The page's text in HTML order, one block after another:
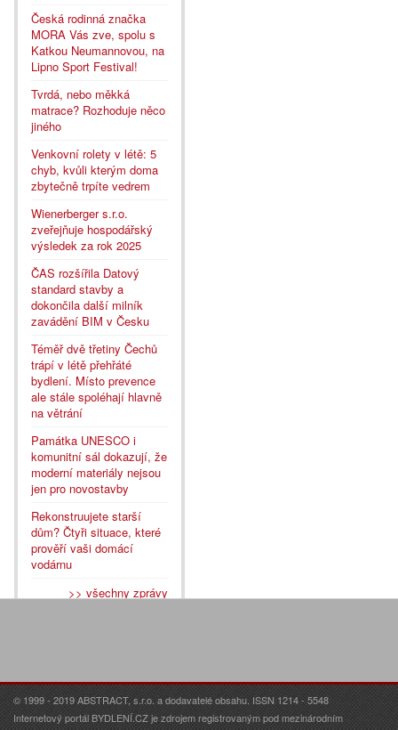
Česká rodinná značka
MORA Vás zve, spolu s
Katkou Neumannovou, na
Lipno Sport Festival!
Tvrdá, nebo měkká
matrace? Rozhoduje něco
jiného
Venkovní rolety v létě: 5
chyb, kvůli kterým doma
zbytečně trpíte vedrem
Wienerberger s.r.o.
zveřejňuje hospodářský
výsledek za rok 2025
ČAS rozšířila Datový
standard stavby a
dokončila další milník
zavádění BIM v Česku
Téměř dvě třetiny Čechů
trápí v létě přehřáté
bydlení. Místo prevence
ale stále spoléhají hlavně
na větrání
Památka UNESCO i
komunitní sál dokazují, že
moderní materiály nejsou
jen pro novostavby
Rekonstruujete starší
dům? Čtyři situace, které
prověří vaši domácí
vodárnu
>> všechny zprávy
© 1999 - 2019 ABSTRACT, s.r.o. a dodavatelé obsahu. ISSN 1214 - 5548
Internetový portál BYDLENÍ.CZ je zdrojem registrovaným pod mezinárodním